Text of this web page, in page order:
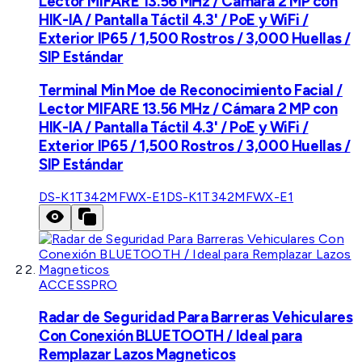
HIK-IA / Pantalla Táctil 4.3' / PoE y WiFi /
Exterior IP65 / 1,500 Rostros / 3,000 Huellas /
SIP Estándar
Terminal Min Moe de Reconocimiento Facial /
Lector MIFARE 13.56 MHz / Cámara 2 MP con
HIK-IA / Pantalla Táctil 4.3' / PoE y WiFi /
Exterior IP65 / 1,500 Rostros / 3,000 Huellas /
SIP Estándar
DS-K1T342MFWX-E1 DS-K1T342MFWX-E1
ACCESSPRO
Radar de Seguridad Para Barreras Vehiculares
Con Conexión BLUETOOTH / Ideal para
Remplazar Lazos Magneticos